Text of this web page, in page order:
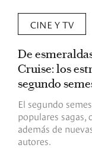
CINE Y TV
De
Cruise: los
segundo
El segundo
populares sagas,
además de
autores.